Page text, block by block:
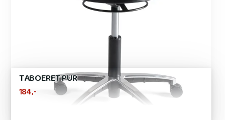
TABOERET PUR
184,-